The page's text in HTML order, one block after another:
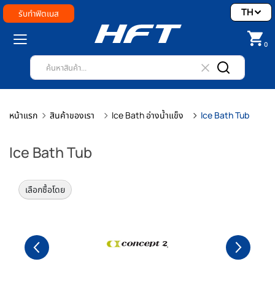
รับทำฟิตเนส
0
TH
หน้าแรก สินค้าของเรา Ice Bath อ่างน้ำแข็ง Ice Bath Tub
Ice Bath Tub
เลือกซื้อโดย